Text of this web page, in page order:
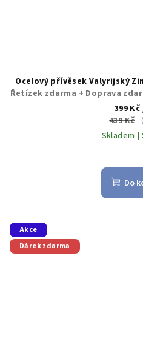
Ocelový přívěsek Valyrijský
Řetízek zdarma + Doprava
399 Kč
439 Kč
Skladem |
Do
Akce
Dárek zdarma